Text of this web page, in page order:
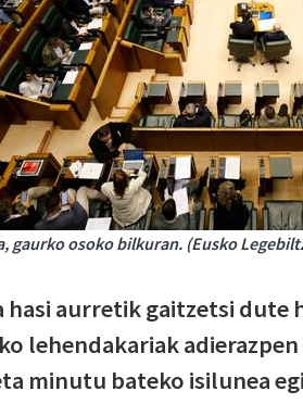
gaurko osoko bilkuran. (Eusko
hasi aurretik gaitzetsi dute
lehendakariak
minutu bateko isilunea